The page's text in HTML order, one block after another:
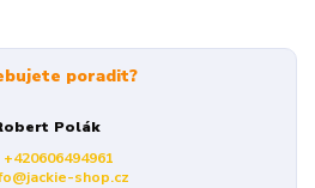
poradit?
Polák
+420606494961
shop.cz